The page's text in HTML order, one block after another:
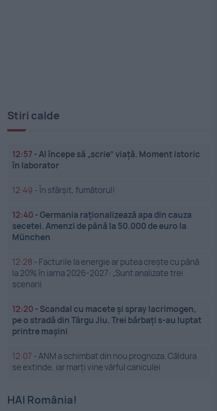
Stiri calde
12:57 -AI începe să „scrie” viață. Moment istoric
în laborator
12:49 -În sfârșit, fumătorul!
12:40 -Germania raționalizează apa din cauza
secetei. Amenzi de până la 50.000 de euro la
München
12:28 - Facturile la energie ar putea crește cu până
la 20% în iarna 2026-2027: „Sunt analizate trei
scenarii
12:20 - Scandal cu macete și spray lacrimogen,
pe o stradă din Târgu Jiu. Trei bărbați s-au luptat
printre mașini
12:07 -ANM a schimbat din nou prognoza. Căldura
se extinde, iar marți vine vârful caniculei
HAI România!